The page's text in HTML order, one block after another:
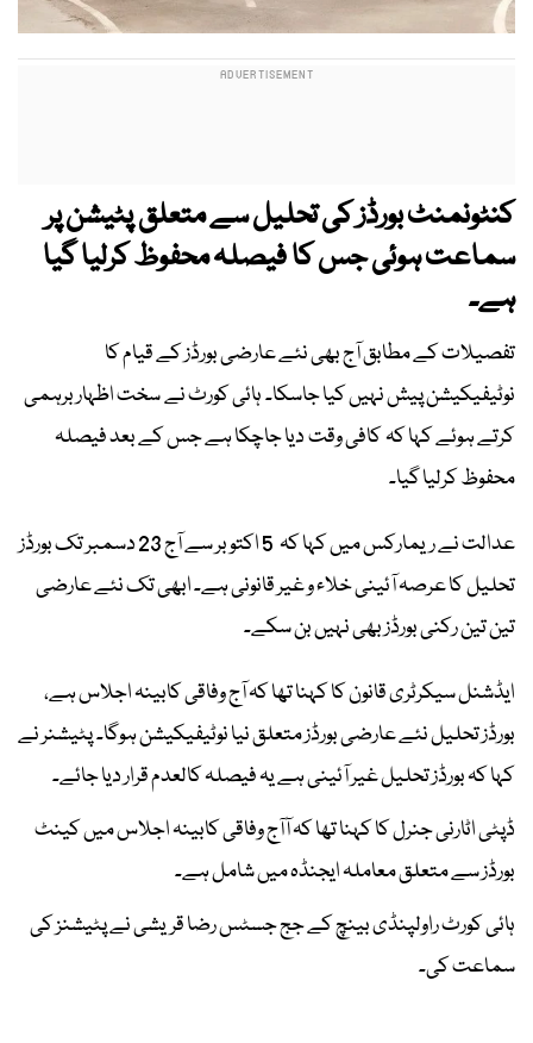
کنٹونمنٹ بورڈز کی تحلیل سے متعلق پٹیشن پر
سماعت ہوئی جس کا فیصلہ محفوظ کرلیا گیا
ہے۔
تفصیلات کے مطابق آج بھی نئے عارضی بورڈز کے قیام کا
نوٹیفیکیشن پیش نہیں کیا جاسکا۔ ہائی کورٹ نے سخت اظہار برہمی
کرتے ہوئے کہا کہ کافی وقت دیا جاچکا ہے جس کے بعد فیصلہ
محفوظ کرلیا گیا۔
عدالت نے ریمارکس میں کہا کہ 5 اکتوبر سے آج 23 دسمبر تک بورڈز
تحلیل کا عرصہ آئینی خلاء و غیر قانونی ہے۔ ابھی تک نئے عارضی
تین تین رکنی بورڈز بھی نہیں بن سکے۔
ایڈشنل سیکرٹری قانون کا کہنا تھا کہ آج وفاقی کابینہ اجلاس ہے،
بورڈز تحلیل نئے عارضی بورڈز متعلق نیا نوٹیفیکیشن ہوگا۔ پٹیشنر نے
کہا کہ بورڈز تحلیل غیر آئینی ہے یہ فیصلہ کالعدم قرار دیا جائے۔
ڈپٹی اٹارنی جنرل کا کہنا تھا کہ آآج وفاقی کابینہ اجلاس میں کینٹ
بورڈز سے متعلق معاملہ ایجنڈہ میں شامل ہے۔
ہائی کورٹ راولپنڈی بینچ کے جج جسٹس رضا قریشی نے پٹیشنز کی
سماعت کی۔